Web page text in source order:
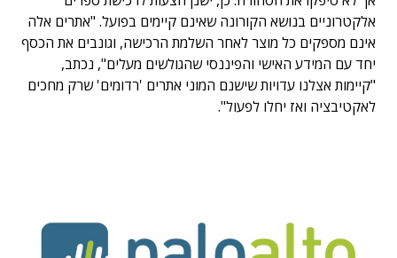
אלקטרוניים בנושא הקורונה שאינם קיימים בפועל. "אתרים אלה
אינם מספקים כל מוצר לאחר השלמת הרכישה, וגונבים את הכסף
יחד עם המידע האישי והפיננסי שהגולשים מעלים", נכתב,
"קיימות אצלנו עדויות שישנם המוני אתרים 'רדומים' שרק מחכים
לאקטיבציה ואז יחלו לפעול".